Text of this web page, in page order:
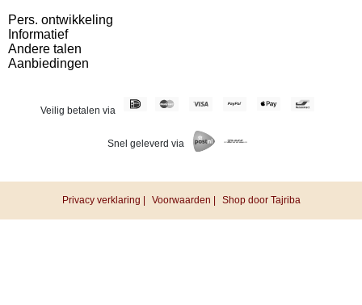
Pers. ontwikkeling
Informatief
Andere talen
Aanbiedingen
Veilig betalen via
Snel geleverd via
Privacy verklaring | Voorwaarden | Shop door Tajriba